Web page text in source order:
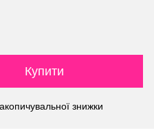
Купити
знижки